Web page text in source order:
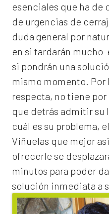
esenciales que ha
de urgencias de
duda general por
en si tardarán mucho
si pondrán una
mismo momento. Por
respecta, no tiene
que detrás admitir su
cuál es su problema, el
Viñuelas que mejor
ofrecerle se
minutos para poder
solución inmediata a